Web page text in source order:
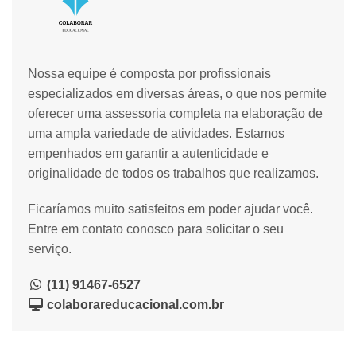
Nossa equipe é composta por profissionais
especializados em diversas áreas, o que nos permite
oferecer uma assessoria completa na elaboração de
uma ampla variedade de atividades. Estamos
empenhados em garantir a autenticidade e
originalidade de todos os trabalhos que realizamos.
Ficaríamos muito satisfeitos em poder ajudar você.
Entre em contato conosco para solicitar o seu
serviço.
(11) 91467-6527
colaborareducacional.com.br